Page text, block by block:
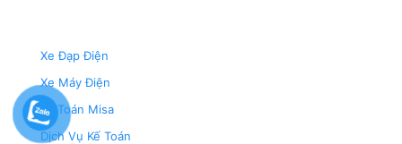
Xe Đạp Điện
Xe Máy Điện
Kế Toán Misa
Dịch Vụ Kế Toán